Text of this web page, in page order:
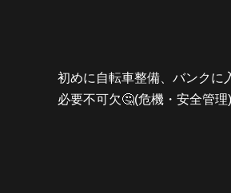
初めに自転車整備、バンクに
必要不可欠🤔(危機・安全管理)